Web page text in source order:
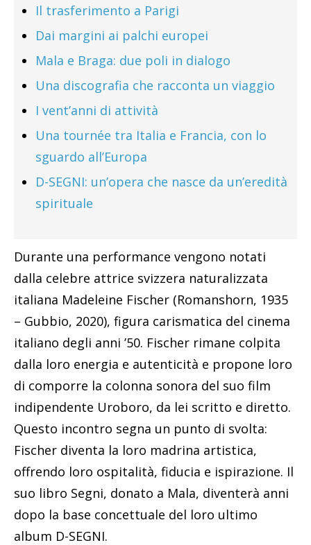
Il trasferimento a Parigi
Dai margini ai palchi europei
Mala e Braga: due poli in dialogo
Una discografia che racconta un viaggio
I vent’anni di attività
Una tournée tra Italia e Francia, con lo
sguardo all’Europa
D-SEGNI: un’opera che nasce da un’eredità
spirituale
Durante una performance vengono notati
dalla celebre attrice svizzera naturalizzata
italiana Madeleine Fischer (Romanshorn, 1935
– Gubbio, 2020), figura carismatica del cinema
italiano degli anni ’50. Fischer rimane colpita
dalla loro energia e autenticità e propone loro
di comporre la colonna sonora del suo film
indipendente Uroboro, da lei scritto e diretto.
Questo incontro segna un punto di svolta:
Fischer diventa la loro madrina artistica,
offrendo loro ospitalità, fiducia e ispirazione. Il
suo libro Segni, donato a Mala, diventerà anni
dopo la base concettuale del loro ultimo
album D-SEGNI.